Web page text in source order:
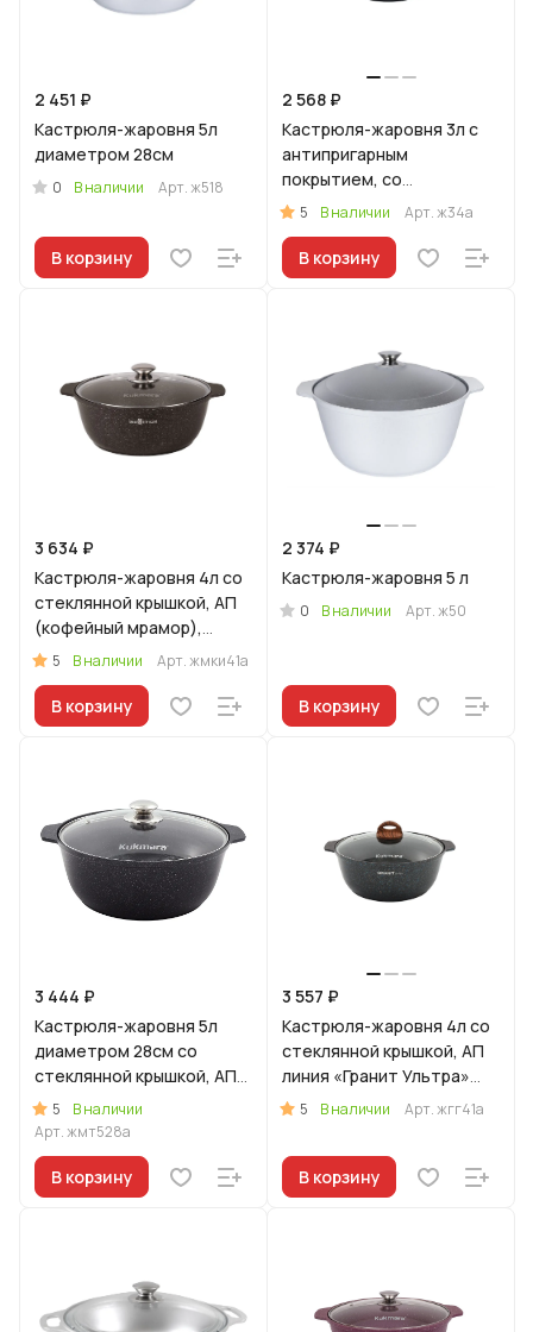
2 451 ₽
Кастрюля-жаровня 5л
диаметром 28см
0 В наличии Арт.ж518
В корзину
2 568 ₽
Кастрюля-жаровня 3л с
антипригарным
покрытием, со
стеклянной крышкой.
5 В наличии Арт.ж34а
В корзину
3 634 ₽
Кастрюля-жаровня 4л со
стеклянной крышкой, АП
(кофейный мрамор),
линия "Мраморная
5 В наличии Арт.жмки41а
В корзину
2 374 ₽
Кастрюля-жаровня 5 л
0 В наличии Арт.ж50
В корзину
3 444 ₽
Кастрюля-жаровня 5л
диаметром 28см со
стеклянной крышкой, АП
(темный мрамор)
5
В наличии
Арт.жмт528а
В корзину
3 557 ₽
Кастрюля-жаровня 4л со
стеклянной крышкой, АП
линия «Гранит Ультра»
(Синий)
5 В наличии Арт.жгг41а
В корзину